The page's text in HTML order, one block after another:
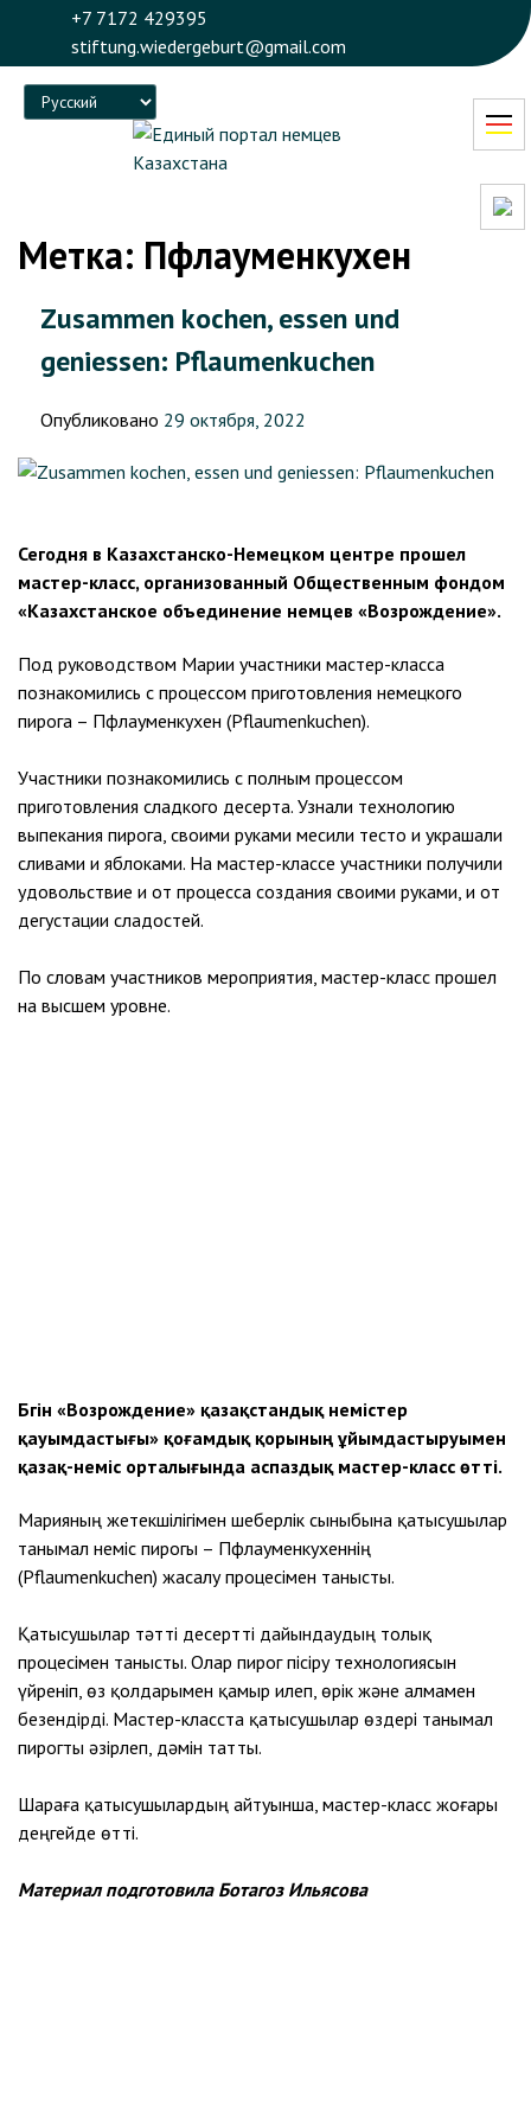
+7 7172 429395
stiftung.wiedergeburt@gmail.com
Language
Метка: Пфлауменкухен
Zusammen kochen, essen und
geniessen: Pflaumenkuchen
Опубликовано 29 октября, 2022
Сегодня в Казахстанско-Немецком центре прошел
мастер-класс, организованный Общественным фондом
«Казахстанское объединение немцев «Возрождение».
Под руководством Марии участники мастер-класса
познакомились с процессом приготовления немецкого
пирога – Пфлауменкухен (Pflaumenkuchen).
Участники познакомились с полным процессом
приготовления сладкого десерта. Узнали технологию
выпекания пирога, своими руками месили тесто и украшали
сливами и яблоками. На мастер-классе участники получили
удовольствие и от процесса создания своими руками, и от
дегустации сладостей.
По словам участников мероприятия, мастер-класс прошел
на высшем уровне.
Бүгін «Возрождение» қазақстандық немістер
қауымдастығы» қоғамдық қорының ұйымдастыруымен
қазақ-неміс орталығында аспаздық мастер-класс өтті.
Марияның жетекшілігімен шеберлік сыныбына қатысушылар
танымал неміс пирогы – Пфлауменкухеннің
(Pflaumenkuchen) жасалу процесімен танысты.
Қатысушылар тәтті десертті дайындаудың толық
процесімен танысты. Олар пирог пісіру технологиясын
үйреніп, өз қолдарымен қамыр илеп, өрік және алмамен
безендірді. Мастер-класста қатысушылар өздері танымал
пирогты әзірлеп, дәмін татты.
Шараға қатысушылардың айтуынша, мастер-класс жоғары
деңгейде өтті.
Материал подготовила Ботагоз Ильясова